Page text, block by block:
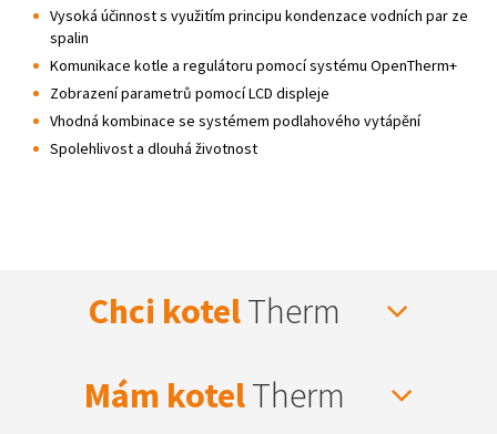
Vysoká účinnost s využitím principu kondenzace vodních par ze
spalin
Komunikace kotle a regulátoru pomocí systému OpenTherm+
Zobrazení parametrů pomocí LCD displeje
Vhodná kombinace se systémem podlahového vytápění
Spolehlivost a dlouhá životnost
Chci kotelTherm
Mám kotelTherm